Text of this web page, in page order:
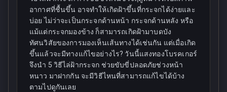
อากาศที่ชื้นขึ้น อาจทำให้เกิดฝ้าขึ้นที่กระจกได้ง่ายและ
บ่อย ไม่ว่าจะเป็นกระจกด้านหน้า กระจกด้านหลัง หรือ
แม้แต่กระจกมองข้าง ก็สามารถเกิดฝ้ามาบดบัง
ทัศนวิสัยของการมองเห็นเส้นทางได้เช่นกัน แต่เมื่อเกิด
ขึ้นแล้วจะมีทางแก้ไขอย่างไร? วันนี้แสงทองโบรคเกอร์
จึงนำ 5 วิธีไล่ฝ้ากระจก ช่วยขับขี่ปลอดภัยช่วงหน้า
หนาว มาฝากกัน จะมีวิธีไหนที่สามารถแก้ไขได้บ้าง
ตามไปดูกันเลย